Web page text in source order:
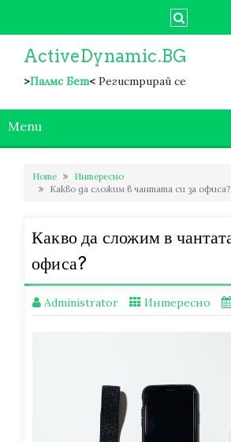
ActiveDynamic.BG
>Палмс Бет< Регистрирай се
Menu
Home
Интересно
Какво да сложим в чантата си за офиса?
Какво да сложим в
офиса?
Administrator Интересно